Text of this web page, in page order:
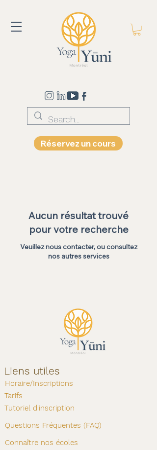
Réservez un cours
Aucun résultat trouvé
pour votre recherche
Veuillez nous contacter, ou consultez
nos autres services
Liens utiles
Horaire/Inscriptions
Tarifs
Tutoriel d'inscription
Questions Fréquentes (FAQ)
Connaître nos écoles